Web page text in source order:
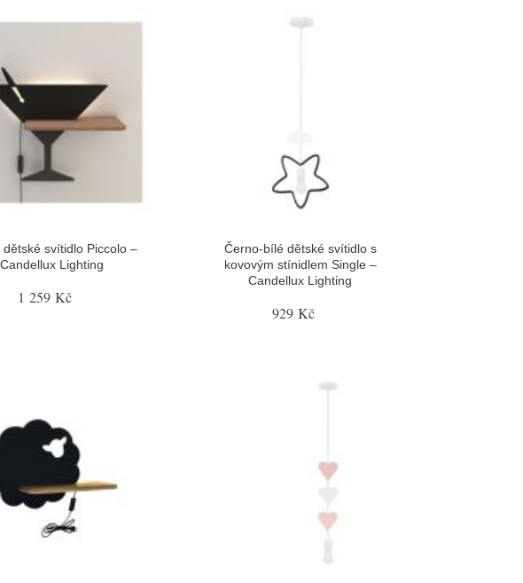
dětské svítidlo Piccolo –
Candellux Lighting
1 259 Kč
Černo-bílé dětské svítidlo s
kovovým stínidlem Single –
Candellux Lighting
929 Kč